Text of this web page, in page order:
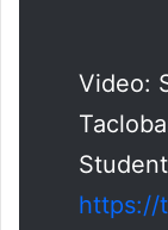
Video:
https://